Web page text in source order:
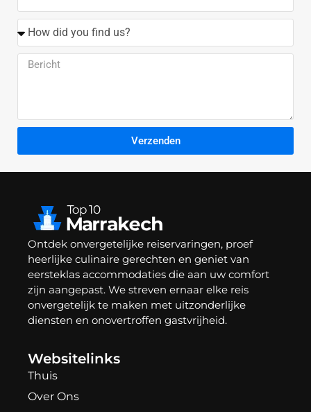
Verzenden
Ontdek onvergetelijke reiservaringen, proef
heerlijke culinaire gerechten en geniet van
eersteklas accommodaties die aan uw comfort
zijn aangepast. We streven ernaar elke reis
onvergetelijk te maken met uitzonderlijke
diensten en onovertroffen gastvrijheid.
Websitelinks
Thuis
Over Ons